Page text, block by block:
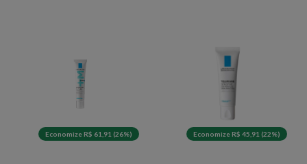
Economize R$ 61,91 (26%) Economize R$ 45,91 (22%)